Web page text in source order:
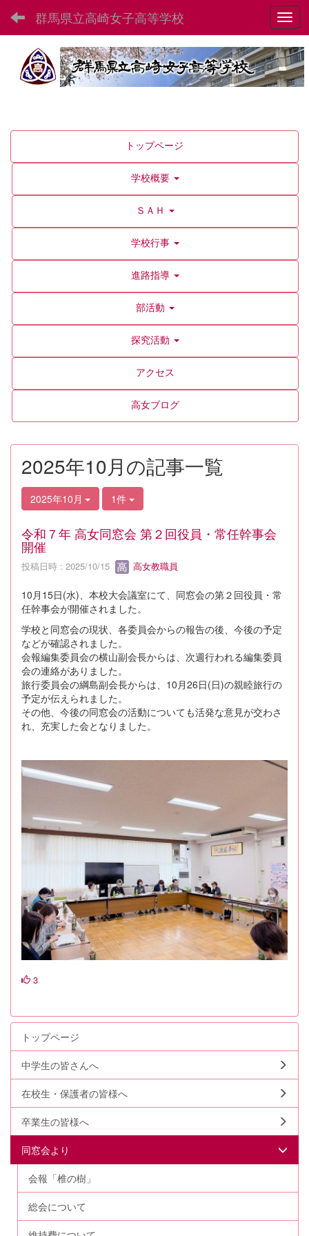
群馬県立高崎女子高等学校
トップページ
学校概要
ＳＡＨ
学校行事
進路指導
部活動
探究活動
アクセス
高女ブログ
2025年10月の記事一覧
2025年10月 1件
令和７年 高女同窓会 第２回役員・常任幹事会
開催
投稿日時 : 2025/10/15 高女教職員
10月15日(水)、本校大会議室にて、同窓会の第２回役員・常
任幹事会が開催されました。
学校と同窓会の現状、各委員会からの報告の後、今後の予定
などが確認されました。
会報編集委員会の横山副会長からは、次週行われる編集委員
会の連絡がありました。
旅行委員会の綱島副会長からは、10月26日(日)の親睦旅行の
予定が伝えられました。
その他、今後の同窓会の活動についても活発な意見が交わさ
れ、充実した会となりました。
3
トップページ
中学生の皆さんへ
在校生・保護者の皆様へ
卒業生の皆様へ
同窓会より
会報「椎の樹」
総会について